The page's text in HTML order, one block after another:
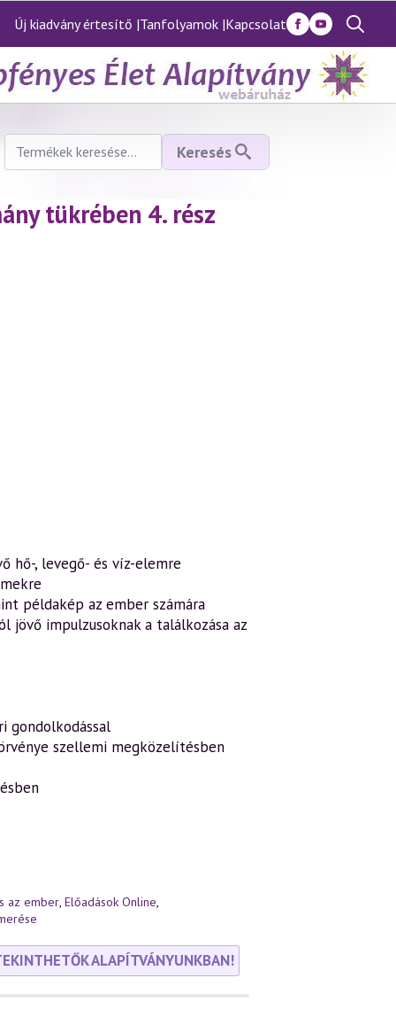
Új kiadvány értesítő |Tanfolyamok |Kapcsolat
Search
for:
Keresés
következőre:
Keresés
tükrében 4. rész
hő-, levegő- és víz-elemre
példakép az ember számára
jövő impulzusoknak a találkozása az
gondolkodással
szellemi megközelítésben
az ember, Előadások Online,
ALAPÍTVÁNYUNKBAN!